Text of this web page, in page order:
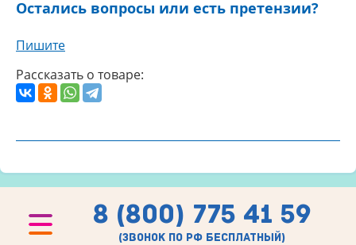
Остались вопросы или есть претензии?
Пишите
Рассказать о товаре:
8 (800) 775 41 59
(звонок по рф бесплатный)